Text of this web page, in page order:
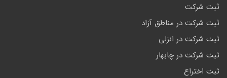
ثبت شرکت
ثبت شرکت در مناطق آزاد
ثبت شرکت در انزلی
ثبت شرکت در چابهار
ثبت اختراع